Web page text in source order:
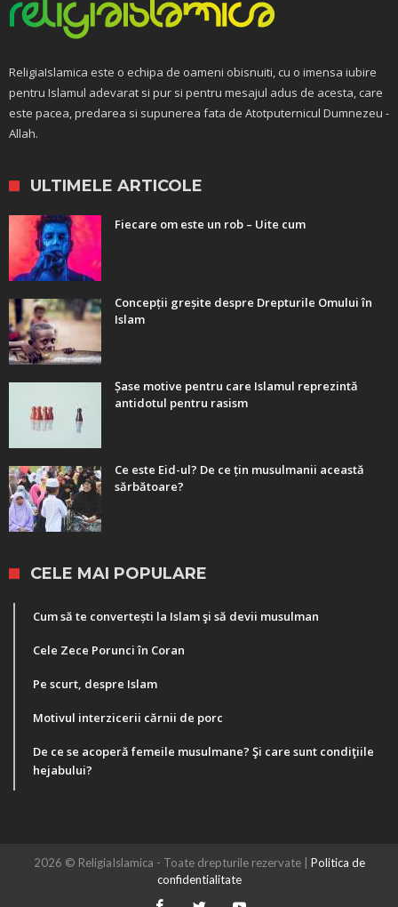
ReligiaIslamica este o echipa de oameni obisnuiti, cu o imensa iubire
pentru Islamul adevarat si pur si pentru mesajul adus de acesta, care
este pacea, predarea si supunerea fata de Atotputernicul Dumnezeu -
Allah.
ULTIMELE ARTICOLE
Fiecare om este un rob – Uite cum
Concepții greșite despre Drepturile Omului în
Islam
Șase motive pentru care Islamul reprezintă
antidotul pentru rasism
Ce este Eid-ul? De ce țin musulmanii această
sărbătoare?
CELE MAI POPULARE
Cum să te convertești la Islam şi să devii musulman
Cele Zece Porunci în Coran
Pe scurt, despre Islam
Motivul interzicerii cărnii de porc
De ce se acoperă femeile musulmane? Şi care sunt condiţiile
hejabului?
2026 © ReligiaIslamica - Toate drepturile rezervate | Politica de
confidentialitate